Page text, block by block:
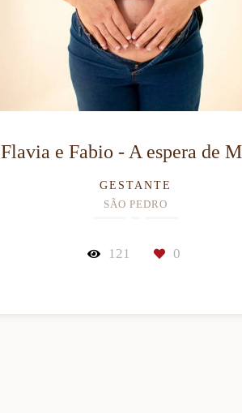
Flavia e Fabio - A espera de
GESTANTE
SÃO PEDRO
121 0